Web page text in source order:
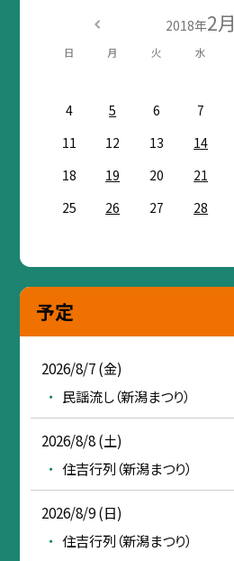
2018年2月
日 月 火 水
4
5 6 7
11
12 13 14
18
19 20 21
25
26 27 28
予定
2026/8/7 (金)
民謡流し（新潟まつり）
2026/8/8 (土)
住吉行列（新潟まつり）
2026/8/9 (日)
住吉行列（新潟まつり）